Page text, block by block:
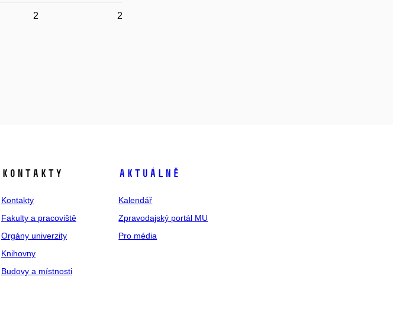
2 2
Kontakty
Kontakty
Fakulty a pracoviště
Orgány univerzity
Knihovny
Budovy a místnosti
Aktuálně
Kalendář
Zpravodajský portál MU
Pro média